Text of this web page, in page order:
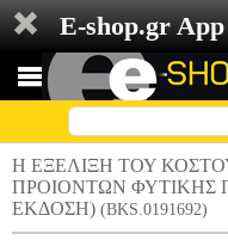
E-shop.gr App
Η ΕΞΕΛΙΞΗ ΤΟΥ
ΠΡΟΙΟΝΤΩΝ ΦΥΤΙΚΗΣ
ΕΚΔΟΣΗ) (BKS.0191692)